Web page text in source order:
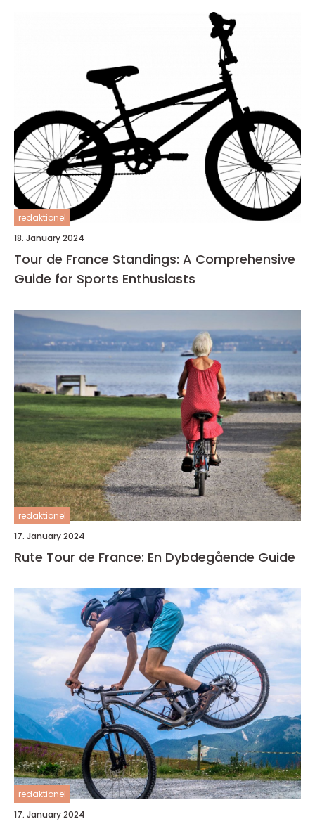
redaktionel
18. January 2024
Tour de France Standings: A Comprehensive
Guide for Sports Enthusiasts
redaktionel
17. January 2024
Rute Tour de France: En Dybdegående Guide
redaktionel
17. January 2024